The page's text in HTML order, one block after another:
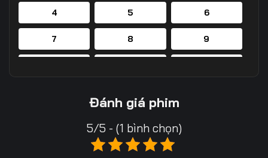
4 5 6
7 8 9
20
Đánh giá phim
5/5 - (1 bình chọn)